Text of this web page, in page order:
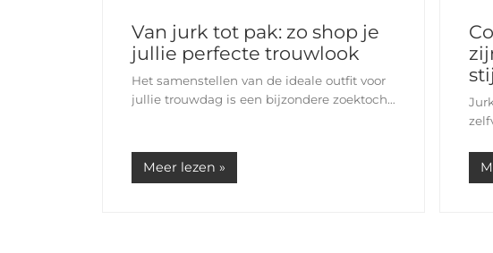
Van jurk tot pak: zo shop je
jullie perfecte trouwlook
Het samenstellen van de ideale outfit voor
jullie trouwdag is een bijzondere zoektocht.
van de juiste kleding legt de…
Meer lezen »